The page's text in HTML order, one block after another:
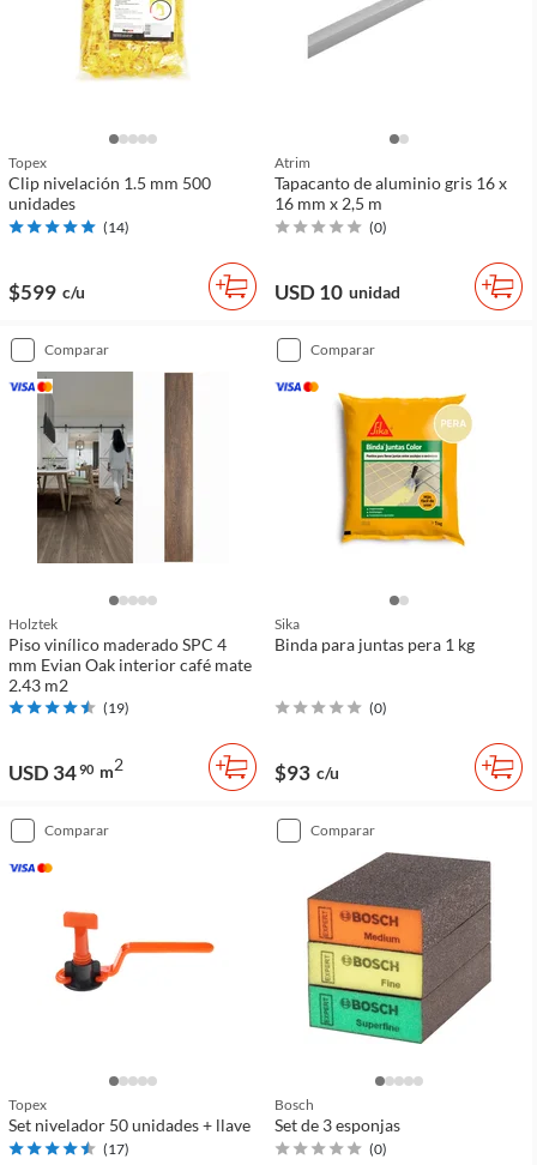
Topex
Clip nivelación 1.5 mm 500
unidades
(14)
$599 c/u
Atrim
Tapacanto de aluminio gris 16 x
16 mm x 2,5 m
(0)
USD 10 unidad
comparar
Holztek
Piso vinílico maderado SPC 4
mm Evian Oak interior café mate
2.43 m2
(19)
USD 3490 m2
comparar
Sika
Binda para juntas pera 1 kg
(0)
$93 c/u
comparar
Topex
Set nivelador 50 unidades + llave
(17)
comparar
Bosch
Set de 3 esponjas
(0)